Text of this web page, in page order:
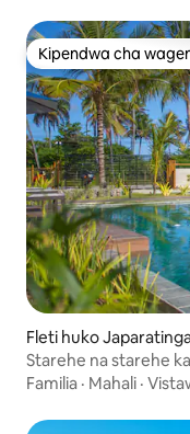
Kipendwa cha
Kipendwa cha
Fleti huko
Starehe na starehe
Familia · Mahali ·